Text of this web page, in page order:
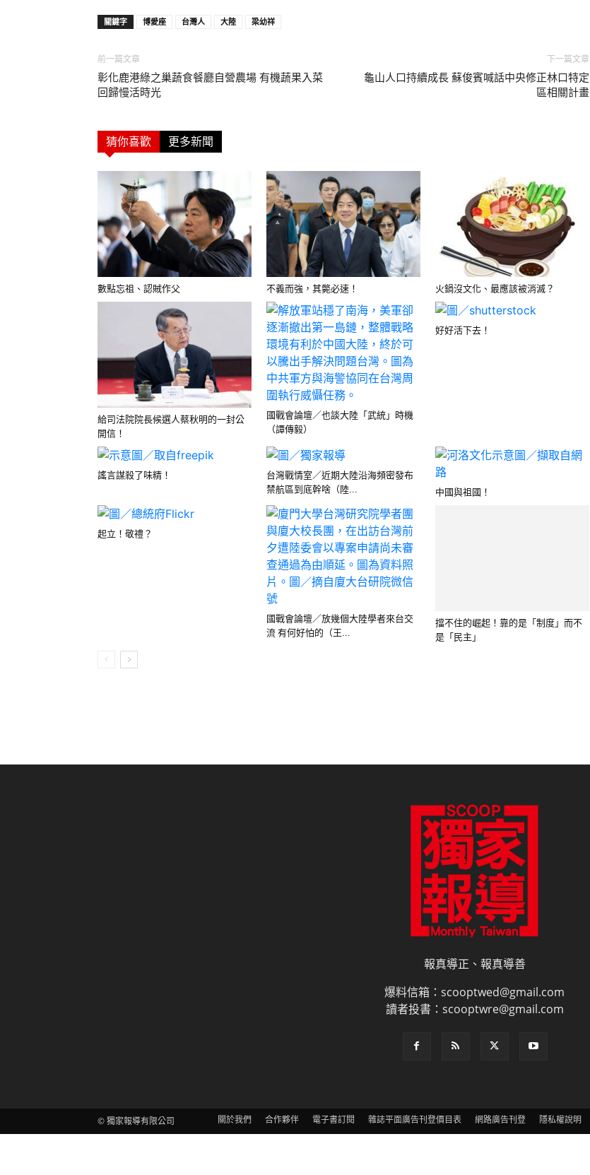
關鍵字 博愛座 台灣人 大陸 梁幼祥
前一篇文章
彰化鹿港綠之巢蔬食餐廳自營農場 有機蔬果入菜
回歸慢活時光
下一篇文章
龜山人口持續成長 蘇俊賓喊話中央修正林口特定
區相關計畫
猜你喜歡 更多新聞
數點忘祖、認賊作父 不義而強，其斃必速！ 火鍋沒文化、最應該被消滅？
給司法院院長候選人蔡秋明的一封公
開信！
國戰會論壇／也談大陸「武統」時機
（譚傳毅）
好好活下去！
謠言謀殺了味精！
台灣戰情室／近期大陸沿海頻密發布
禁航區到底幹啥（陸...
中國與祖國！
起立！敬禮？
國戰會論壇／放幾個大陸學者來台交
流 有何好怕的（王...
報真導正、報真導善
爆料信箱：scooptwed@gmail.com
讀者投書：scooptwre@gmail.com
關於我們 合作夥伴 電子書訂閱 雜誌平面廣告刊登價目表 網路廣告刊登 隱私權說明
© 獨家報導有限公司